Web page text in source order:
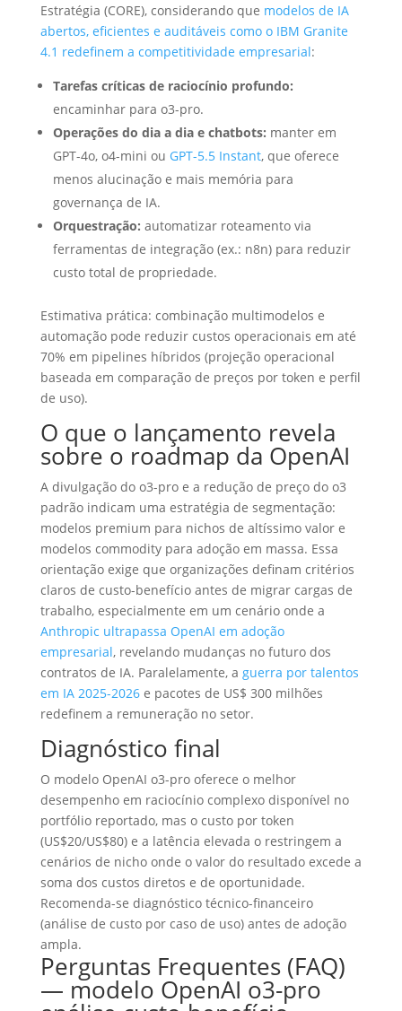
Estratégia (CORE), considerando que modelos de IA
abertos, eficientes e auditáveis como o IBM Granite
4.1 redefinem a competitividade empresarial:
Tarefas críticas de raciocínio profundo:
encaminhar para o3-pro.
Operações do dia a dia e chatbots: manter em
GPT-4o, o4-mini ou GPT-5.5 Instant, que oferece
menos alucinação e mais memória para
governança de IA.
Orquestração: automatizar roteamento via
ferramentas de integração (ex.: n8n) para reduzir
custo total de propriedade.
Estimativa prática: combinação multimodelos e
automação pode reduzir custos operacionais em até
70% em pipelines híbridos (projeção operacional
baseada em comparação de preços por token e perfil
de uso).
O que o lançamento revela
sobre o roadmap da OpenAI
A divulgação do o3-pro e a redução de preço do o3
padrão indicam uma estratégia de segmentação:
modelos premium para nichos de altíssimo valor e
modelos commodity para adoção em massa. Essa
orientação exige que organizações definam critérios
claros de custo-benefício antes de migrar cargas de
trabalho, especialmente em um cenário onde a
Anthropic ultrapassa OpenAI em adoção
empresarial, revelando mudanças no futuro dos
contratos de IA. Paralelamente, a guerra por talentos
em IA 2025-2026e pacotes de US$ 300 milhões
redefinem a remuneração no setor.
Diagnóstico final
O modelo OpenAI o3-pro oferece o melhor
desempenho em raciocínio complexo disponível no
portfólio reportado, mas o custo por token
(US$20/US$80) e a latência elevada o restringem a
cenários de nicho onde o valor do resultado excede a
soma dos custos diretos e de oportunidade.
Recomenda-se diagnóstico técnico-financeiro
(análise de custo por caso de uso) antes de adoção
ampla.
Perguntas Frequentes (FAQ)
— modelo OpenAI o3-pro